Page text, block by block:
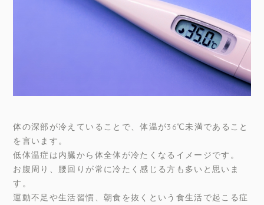
体の深部が冷えていることで、体温が36℃未満であること
を言います。
低体温症は内臓から体全体が冷たくなるイメージです。
お腹周り、腰回りが常に冷たく感じる方も多いと思いま
す。
運動不足や生活習慣、朝食を抜くという食生活で起こる症